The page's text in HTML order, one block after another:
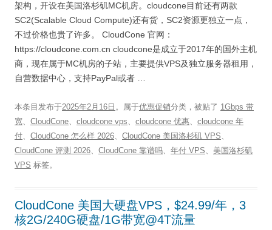
架构，开设在美国洛杉矶MC机房。cloudcone目前还有两款
SC2(Scalable Cloud Compute)还有货，SC2资源更独立一点，
不过价格也贵了许多。 CloudCone 官网：
https://cloudcone.com.cn cloudcone是成立于2017年的国外主机
商，现在属于MC机房的子站，主要提供VPS及独立服务器租用，
自营数据中心，支持PayPal或者 …
本条目发布于2025年2月16日 。属于优惠促销分类，被贴了 1Gbps 带
宽、 CloudCone、 cloudcone vps、 cloudcone 优惠、 cloudcone 年
付、 CloudCone 怎么样 2026、 CloudCone 美国洛杉矶 VPS、
CloudCone 评测 2026、 CloudCone 靠谱吗、 年付 VPS、 美国洛杉矶
VPS 标签。
CloudCone 美国大硬盘VPS，$24.99/年，3
核2G/240G硬盘/1G带宽@4T流量